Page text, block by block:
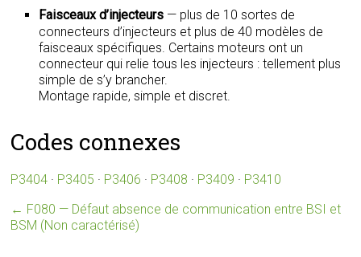
Faisceaux d’injecteurs — plus de 10 sortes de
connecteurs d’injecteurs et plus de 40 modèles de
faisceaux spécifiques. Certains moteurs ont un
connecteur qui relie tous les injecteurs : tellement plus
simple de s’y brancher.
Montage rapide, simple et discret.
Codes connexes
P3404 · P3405 · P3406 · P3408 · P3409 · P3410
← F080 — Défaut absence de communication entre BSI et
BSM (Non caractérisé)